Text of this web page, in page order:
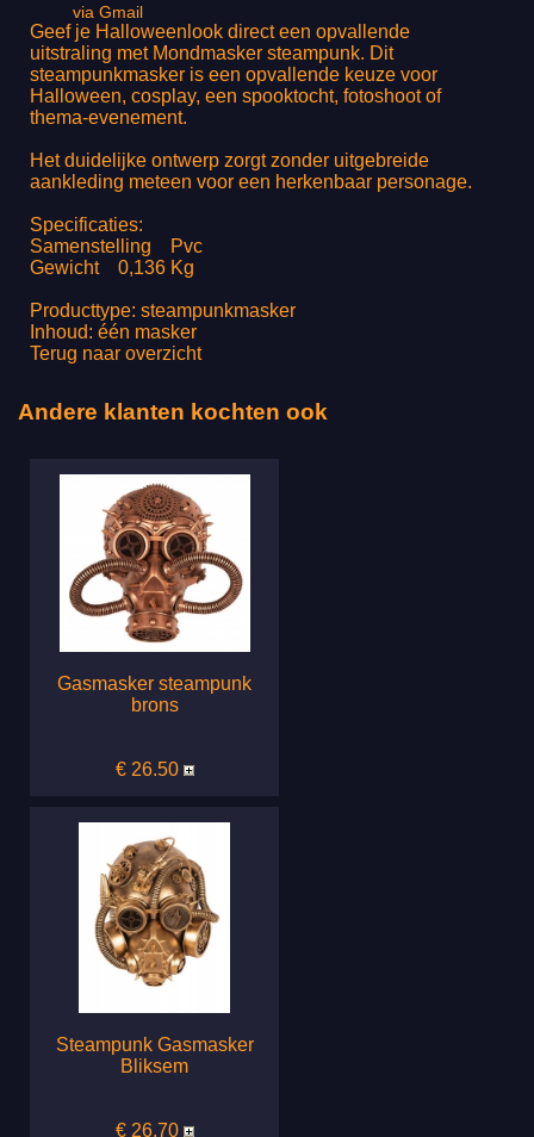
via Gmail
Geef je Halloweenlook direct een opvallende
uitstraling met Mondmasker steampunk. Dit
steampunkmasker is een opvallende keuze voor
Halloween, cosplay, een spooktocht, fotoshoot of
thema-evenement.
Het duidelijke ontwerp zorgt zonder uitgebreide
aankleding meteen voor een herkenbaar personage.
Specificaties:
Samenstelling Pvc
Gewicht 0,136 Kg
Producttype: steampunkmasker
Inhoud: één masker
Terug naar overzicht
Andere klanten kochten ook
Gasmasker steampunk
brons
€ 26.50
Steampunk Gasmasker
Bliksem
€ 26.70